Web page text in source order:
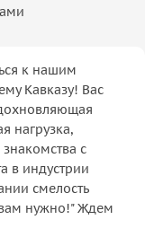
к нашим
Кавказу! Вас
нагрузка,
с
в индустрии
смелость
нужно!" Ждем